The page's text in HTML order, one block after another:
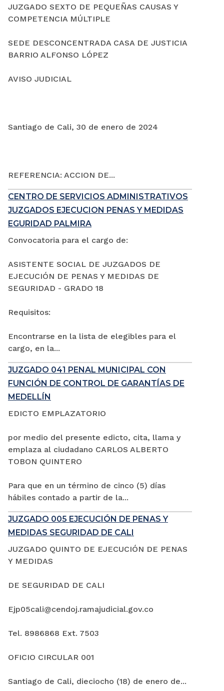
JUZGADO SEXTO DE PEQUEÑAS CAUSAS Y
COMPETENCIA MÚLTIPLE
SEDE DESCONCENTRADA CASA DE JUSTICIA
BARRIO ALFONSO LÓPEZ
AVISO JUDICIAL
Santiago de Cali, 30 de enero de 2024
REFERENCIA: ACCION DE...
CENTRO DE SERVICIOS ADMINISTRATIVOS
JUZGADOS EJECUCION PENAS Y MEDIDAS
EGURIDAD PALMIRA
Convocatoria para el cargo de:
ASISTENTE SOCIAL DE JUZGADOS DE
EJECUCIÓN DE PENAS Y MEDIDAS DE
SEGURIDAD - GRADO 18
Requisitos:
Encontrarse en la lista de elegibles para el
cargo, en la...
JUZGADO 041 PENAL MUNICIPAL CON
FUNCIÓN DE CONTROL DE GARANTÍAS DE
MEDELLÍN
EDICTO EMPLAZATORIO
por medio del presente edicto, cita, llama y
emplaza al ciudadano CARLOS ALBERTO
TOBON QUINTERO
Para que en un término de cinco (5) días
hábiles contado a partir de la...
JUZGADO 005 EJECUCIÓN DE PENAS Y
MEDIDAS SEGURIDAD DE CALI
JUZGADO QUINTO DE EJECUCIÓN DE PENAS
Y MEDIDAS
DE SEGURIDAD DE CALI
Ejp05cali@cendoj.ramajudicial.gov.co
Tel. 8986868 Ext. 7503
OFICIO CIRCULAR 001
Santiago de Cali, dieciocho (18) de enero de...